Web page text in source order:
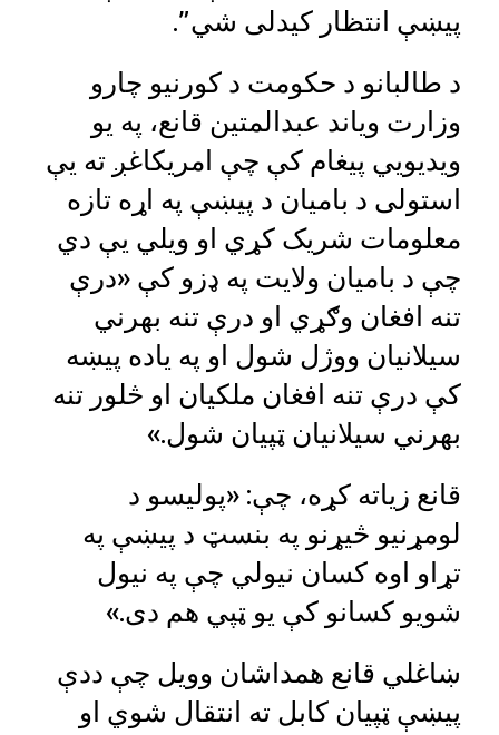
پیښې انتظار کیدلی شي”.
د طالبانو د حکومت د کورنیو چارو
وزارت ویاند عبدالمتین قانع، په یو
ویدیویي پیغام کې چې امریکاغږ ته یې
استولی د بامیان د پیښې په اړه تازه
معلومات شریک کړي او ویلي یې دي
چې د بامیان ولایت په ډزو کې «درې
تنه افغان وګړي او درې تنه بهرني
سیلانیان ووژل شول او په یاده پیښه
کې درې تنه افغان ملکیان او څلور تنه
بهرني سیلانیان ټپیان شول.»
قانع زیاته کړه، چې: «پولیسو د
لومړنیو څیړنو په بنسټ د پیښې په
تړاو اوه کسان نیولي چې په نیول
شویو کسانو کې یو ټپي هم دی.»
ښاغلي قانع همداشان وویل چې ددې
پیښې ټپیان کابل ته انتقال شوي او